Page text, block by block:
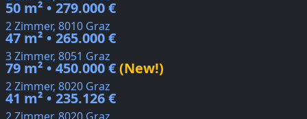
50 m² • 279.000 €
2 Zimmer, 8010 Graz
47 m² • 265.000 €
3 Zimmer, 8051 Graz
79 m² • 450.000 €(New!)
2 Zimmer, 8020 Graz
41 m² • 235.126 €